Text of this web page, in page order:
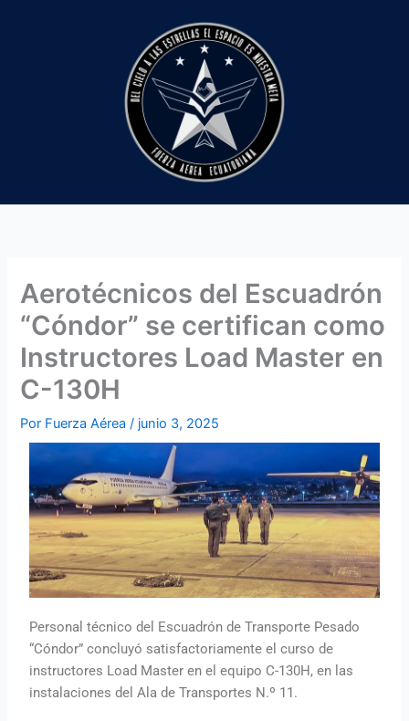
Aerotécnicos del Escuadrón
“Cóndor” se certifican como
Instructores Load Master en
C-130H
Por Fuerza Aérea/ junio 3, 2025
Personal técnico del Escuadrón de Transporte Pesado
“Cóndor” concluyó satisfactoriamente el curso de
instructores Load Master en el equipo C-130H, en las
instalaciones del Ala de Transportes N.º 11.